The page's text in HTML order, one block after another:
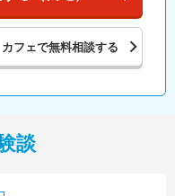
カフェで無料相談する
談